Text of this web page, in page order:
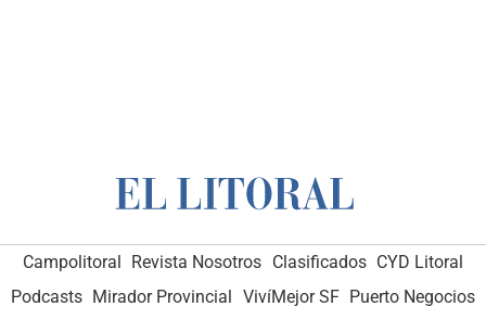
Campolitoral Revista Nosotros Clasificados CYD Litoral
Podcasts Mirador Provincial VivíMejor SF Puerto Negocios